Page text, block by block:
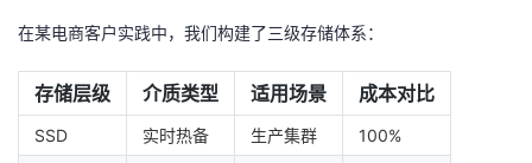
在某电商客户实践中，我们构建了三级存储体系：
存储层级 介质类型 适用场景 成本对比
SSD 实时热备 生产集群
100%